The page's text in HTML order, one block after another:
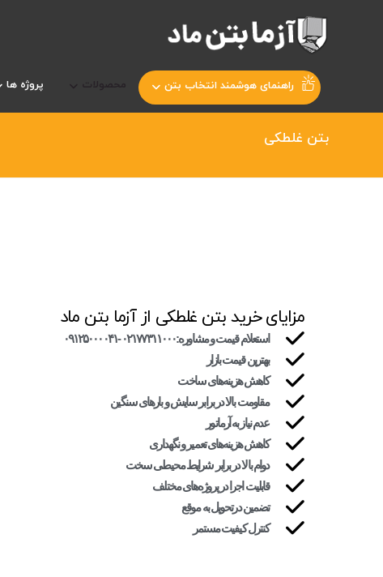
راهنمای هوشمند انتخاب بتن محصولات پروژه ها
بتن غلطکی
مزایای خرید بتن غلطکی از آزما بتن ماد
استعلام قیمت و مشاوره:۰۲۱۷۷۳۱۱۰۰۰ -۰۹۱۲۵۰۰۰۰۴۱
بهترین قیمت بازار
کاهش هزینه‌های ساخت
مقاومت بالا در برابر سایش و بارهای سنگین
عدم نیاز به آرماتور
کاهش هزینه‌های تعمیر و نگهداری
دوام بالا در برابر شرایط محیطی سخت
قابلیت اجرا در پروژه‌های مختلف
تضمین درتحویل به موقع
کنترل کیفیت مستمر